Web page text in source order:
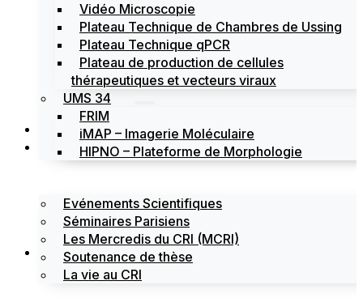
Vidéo Microscopie
Plateau Technique de Chambres de Ussing
Plateau Technique qPCR
Plateau de production de cellules
thérapeutiques et vecteurs viraux
UMS 34
FRIM
iMAP – Imagerie Moléculaire
HIPNO – Plateforme de Morphologie
Actualités
Évènements
Evénements Scientifiques
Séminaires Parisiens
Les Mercredis du CRI (MCRI)
Soutenance de thèse
La vie au CRI
Emploi / stages